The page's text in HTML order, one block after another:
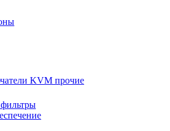
KVM прочие